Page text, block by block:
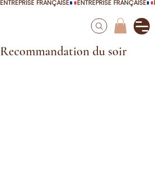
ENTREPRISE FRANÇAISE
Recommandation du soir